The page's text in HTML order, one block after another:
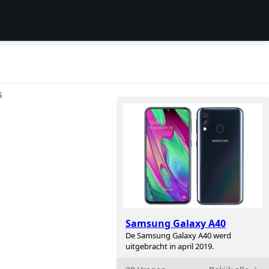
Samsung Galaxy A40
De Samsung Galaxy A40 werd
uitgebracht in april 2019.